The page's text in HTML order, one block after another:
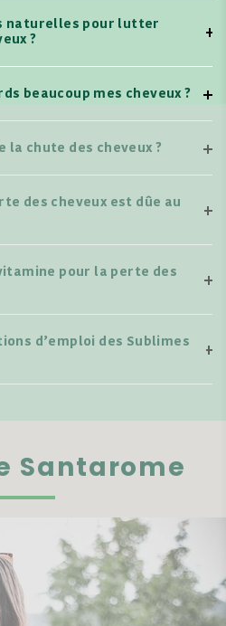
naturelles pour lutter
?
beaucoup mes cheveux ?
la chute des cheveux ?
des cheveux est dûe au
pour la perte des
d’emploi des Sublimes
Santarome